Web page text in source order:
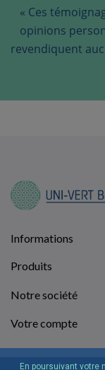
« Ces
opinions
revendiquent
Informations
Produits
Notre société
Votre compte
En poursuivant